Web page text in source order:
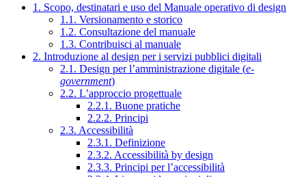
1. Scopo, destinatari e uso del Manuale operativo di design
1.1. Versionamento e storico
1.2. Consultazione del manuale
1.3. Contribuisci al manuale
2. Introduzione al design per i servizi pubblici digitali
2.1. Design per l’amministrazione digitale (e-
government)
2.2. L’approccio progettuale
2.2.1. Buone pratiche
2.2.2. Principi
2.3. Accessibilità
2.3.1. Definizione
2.3.2. Accessibilità by design
2.3.3. Principi per l’accessibilità